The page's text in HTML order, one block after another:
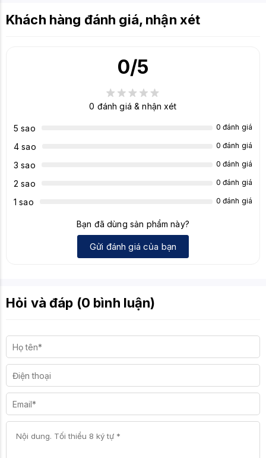
Không hỗ trợ HDR (Hoặc chỉ hỗ trợ cơ
Có (2W x 2 Stereo RMS)
Viền mỏng
Chân đế
Có thể điều chỉnh độ nghiêng (Tilt)
Treo tường
bảo vệ mắt
Flicker-Free Technology, Low Blue Light
GamePlus, GameVisual, Shadow Boost,
Extreme Low Motion Blur (ELMB)
Khách hàng đánh giá, nhận xét
0/5
0 đánh giá & nhận xét
5 sao 0 đánh giá
4 sao 0 đánh giá
3 sao 0 đánh giá
2 sao 0 đánh giá
1 sao 0 đánh giá
Bạn đã dùng sản phẩm này?
Gửi đánh giá của bạn
Hỏi và đáp (0 bình luận)